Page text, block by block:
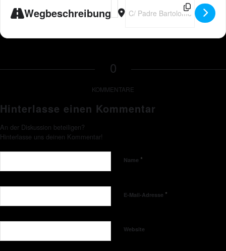
Wegbeschreibung
Address - 🇪🇸 Peter Wackel LIVE
Destination Address - 🇪🇸
0
KOMMENTARE
Hinterlasse einen Kommentar
An der Diskussion beteiligen?
Hinterlasse uns deinen Kommentar!
Name *
E-Mail-Adresse *
Website